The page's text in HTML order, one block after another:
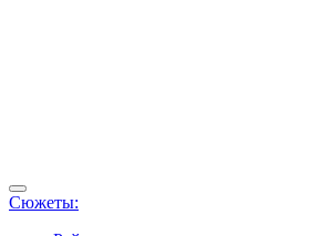
Сюжеты: